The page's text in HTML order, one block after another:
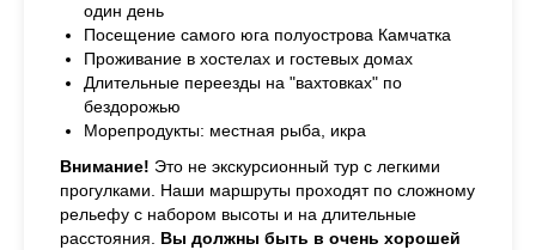
один день
Посещение самого юга полуострова Камчатка
Проживание в хостелах и гостевых домах
Длительные переезды на "вахтовках" по
бездорожью
Морепродукты: местная рыба, икра
Внимание! Это не экскурсионный тур с легкими
прогулками. Наши маршруты проходят по сложному
рельефу с набором высоты и на длительные
расстояния. Вы должны быть в очень хорошей